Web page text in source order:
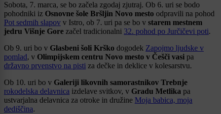
Sobota, 7. marca, se bo začela zgodaj zjutraj. Ob 6. uri se bodo
pohodniki iz Osnovne šole Bršljin Novo mesto odpravili na pohod
Pot sedmih slapov v Istro, ob 7. uri pa se bo v starem mestnem
jedru Višnje Gore začel tradicionalni 32. pohod po Jurčičevi poti.
Ob 9. uri bo v Glasbeni šoli Krško dogodek Zapojmo ljudske v
pomlad, v Olimpijskem centru Novo mesto v Češči vasi pa
državno prvenstvo na pisti za dečke in deklice v kolesarstvu.
Ob 10. uri bo v Galeriji likovnih samorastnikov Trebnje
rokodelska delavnica izdelave svitkov, v Gradu Metlika pa
ustvarjalna delavnica za otroke in družine Moja babica, moja
dediščina.